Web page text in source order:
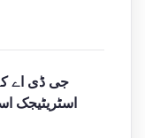
جی ڈی اے
اسٹریٹیجک